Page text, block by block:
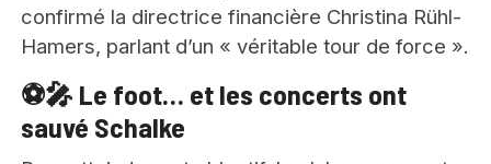
confirmé la directrice financière Christina Rühl-
Hamers, parlant d’un « véritable tour de force ».
⚽🎤 Le foot… et les concerts ont
sauvé Schalke